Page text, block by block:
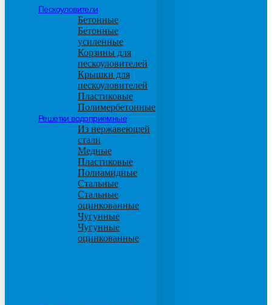
Пескоуловители
Бетонные
Бетонные
усиленные
Корзины для
пескоуловителей
Крышки для
пескоуловителей
Пластиковые
Полимербетонные
Решетки водоприемные
Из нержавеющей
стали
Медные
Пластиковые
Полиамидные
Стальные
Стальные
оцинкованные
Чугунные
Чугунные
оцинкованные